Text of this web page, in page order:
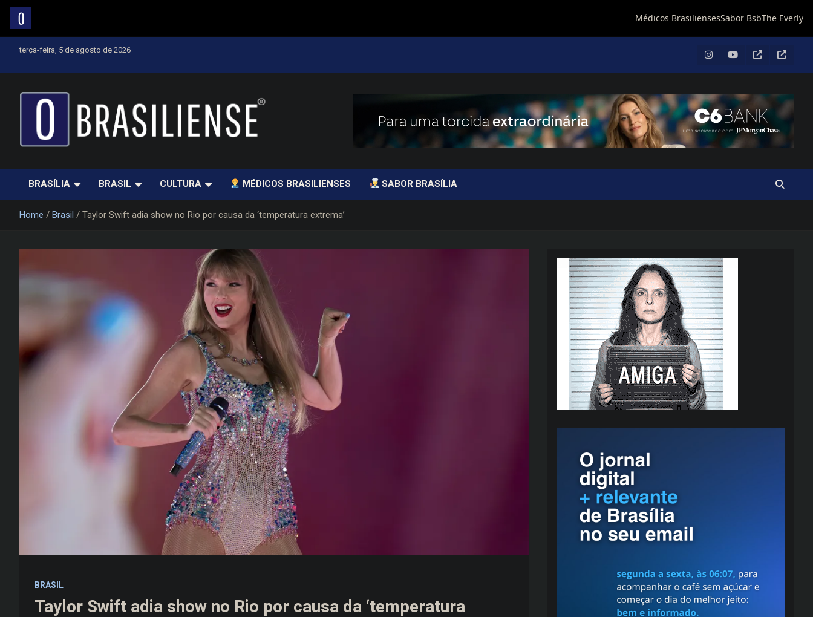
terça-feira, 5 de agosto de 2026
BRASÍLIA BRASIL CULTURA MÉDICOS BRASILIENSES SABOR BRASÍLIA
Home Brasil Taylor Swift adia show no Rio por causa da ‘temperatura extrema’
BRASIL
Taylor Swift adia show no Rio por causa da ‘temperatura